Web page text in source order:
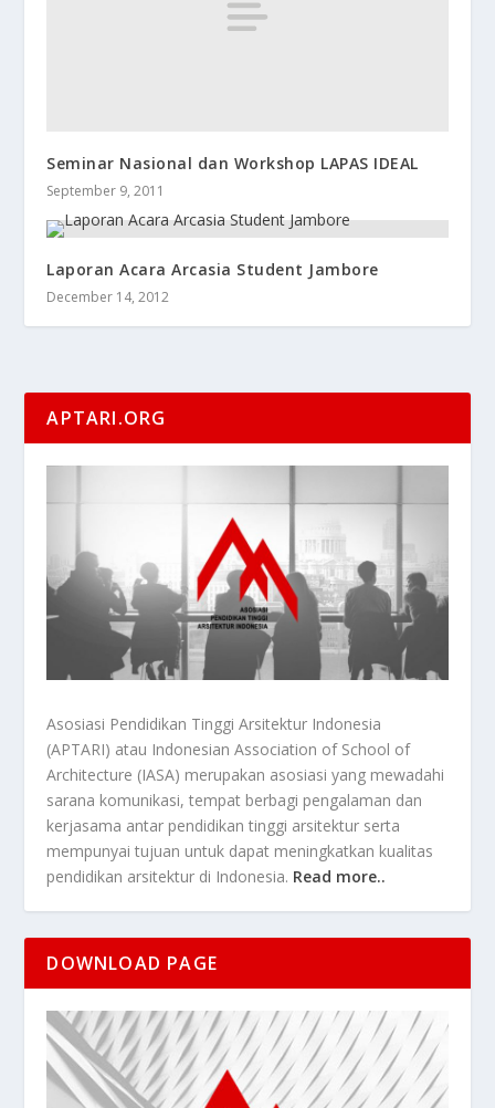
Seminar Nasional dan Workshop LAPAS IDEAL
September 9, 2011
Laporan Acara Arcasia Student Jambore
December 14, 2012
APTARI.ORG
Asosiasi Pendidikan Tinggi Arsitektur Indonesia
(APTARI) atau Indonesian Association of School of
Architecture (IASA) merupakan asosiasi yang mewadahi
sarana komunikasi, tempat berbagi pengalaman dan
kerjasama antar pendidikan tinggi arsitektur serta
mempunyai tujuan untuk dapat meningkatkan kualitas
pendidikan arsitektur di Indonesia. Read more..
DOWNLOAD PAGE